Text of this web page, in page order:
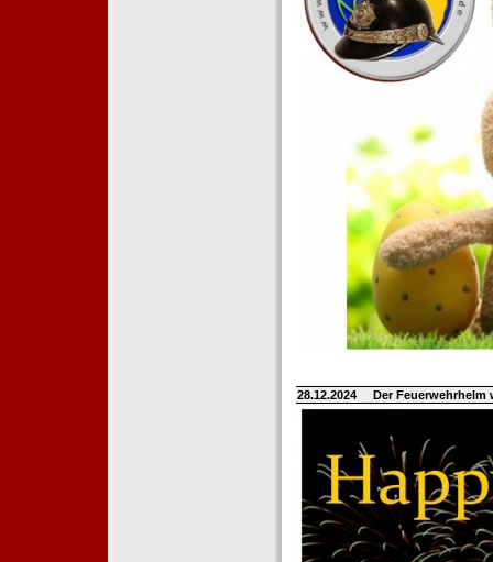
28.12.2024 Der